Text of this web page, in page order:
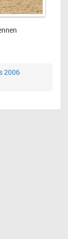
2006